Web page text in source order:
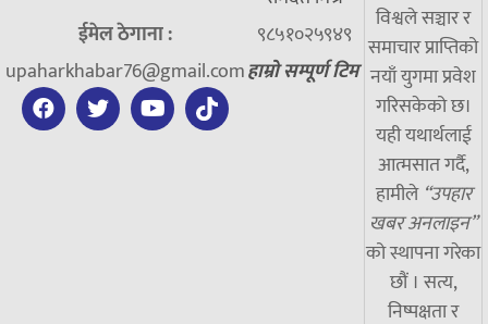
ईमेल ठेगाना :
upaharkhabar76@gmail.com
९८५१०२५९४९
हाम्रो सम्पूर्ण टिम
विश्वले सञ्चार र
समाचार प्राप्तिको
नयाँ युगमा प्रवेश
गरिसकेको छ।
यही यथार्थलाई
आत्मसात गर्दै,
हामीले “उपहार
खबर अनलाइन”
को स्थापना गरेका
छौं । सत्य,
निष्पक्षता र